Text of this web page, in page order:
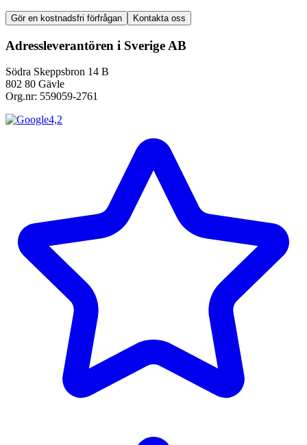
Gör en kostnadsfri förfrågan Kontakta oss
Adressleverantören i Sverige AB
Södra Skeppsbron 14 B
802 80 Gävle
Org.nr: 559059-2761
4,2